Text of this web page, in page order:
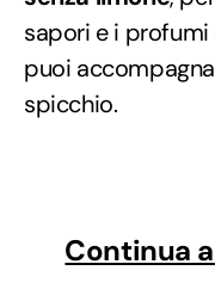
sapori e i profumi
puoi
spicchio.
Continua